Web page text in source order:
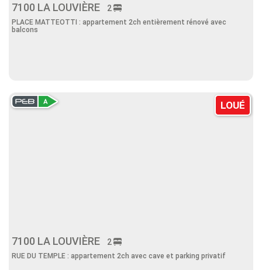
7100 LA LOUVIÈRE 2
PLACE MATTEOTTI : appartement 2ch entièrement rénové avec
balcons
LOUÉ
7100 LA LOUVIÈRE 2
RUE DU TEMPLE : appartement 2ch avec cave et parking privatif